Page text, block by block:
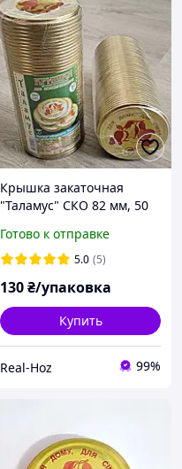
Крышка закаточная
"Таламус" СКО 82 мм, 50
Готово к отправке
5.0 (5)
130₴/упаковка
Купить
Real-Hoz 99%